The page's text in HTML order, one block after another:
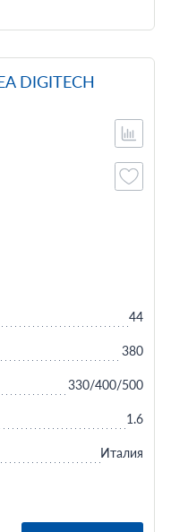
DIGITECH
44
380
330/400/500
1.6
Италия